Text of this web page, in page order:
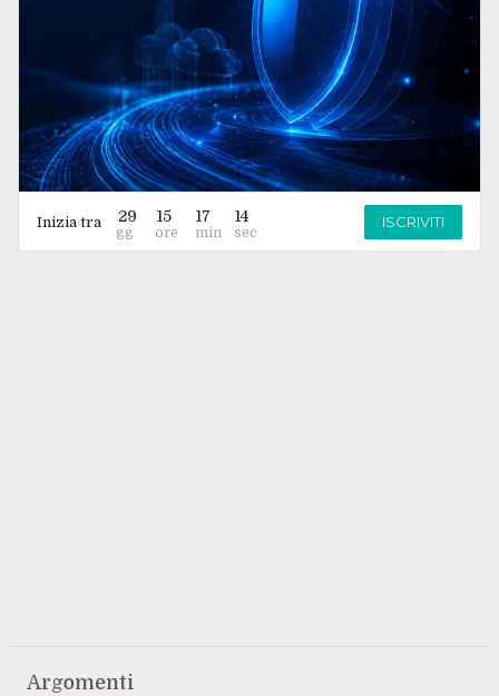
Inizia tra 29 15 17 14 ISCRIVITI
Argomenti